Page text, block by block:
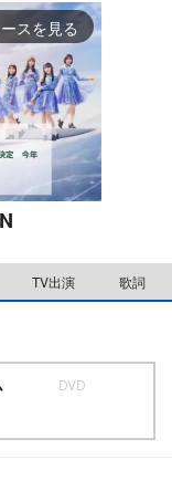
スを見る
M
u
t
TV出演 歌詞
DVD